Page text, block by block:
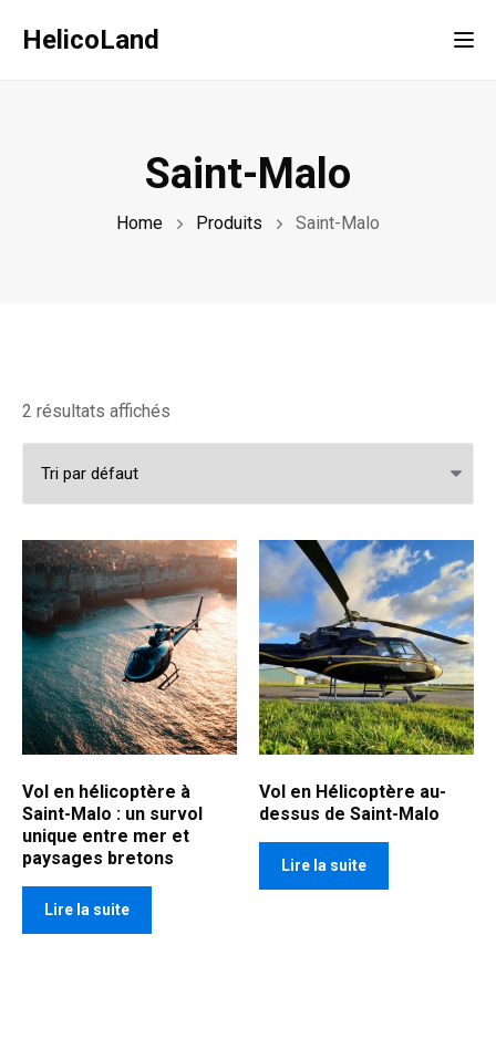
HelicoLand
Saint-Malo
Home Produits Saint-Malo
2 résultats affichés
Vol en hélicoptère à
Saint-Malo : un survol
unique entre mer et
paysages bretons
Lire la suite
Vol en Hélicoptère au-
dessus de Saint-Malo
Lire la suite